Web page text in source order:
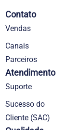
Contato
Vendas
Canais
Parceiros
Atendimento
Suporte
Sucesso do
Cliente (SAC)